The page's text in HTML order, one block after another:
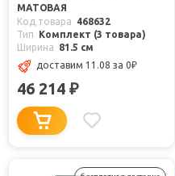
МАТОВАЯ
Код товара
468632
Тип
Комплект (3 товара)
Ширина
81.5 см
доставим 11.08 за 0₽
46 214 ₽